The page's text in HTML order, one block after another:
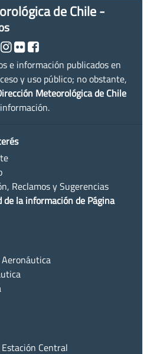
de Chile -
e información publicados en
y uso público; no obstante,
Meteorológica de Chile
Reclamos y Sugerencias
de la información de Página
Central